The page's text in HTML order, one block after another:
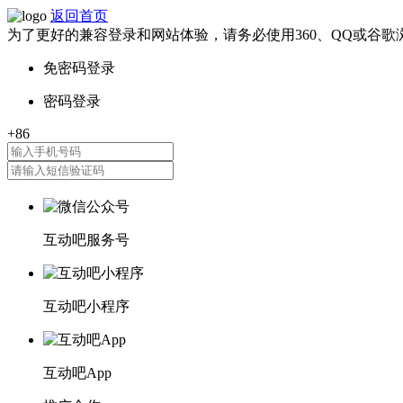
返回首页
为了更好的兼容登录和网站体验，请务必使用360、QQ或谷歌
互动吧服务号
互动吧小程序
互动吧App